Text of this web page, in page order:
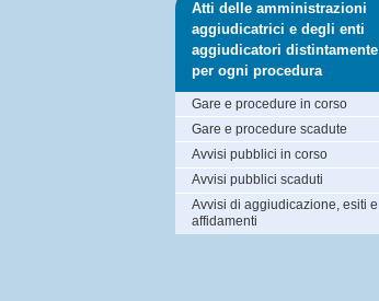
Atti delle amministrazioni
aggiudicatrici e degli enti
aggiudicatori distintamente
per ogni procedura
Gare e procedure in corso
Gare e procedure scadute
Avvisi pubblici in corso
Avvisi pubblici scaduti
Avvisi di aggiudicazione, esiti e
affidamenti